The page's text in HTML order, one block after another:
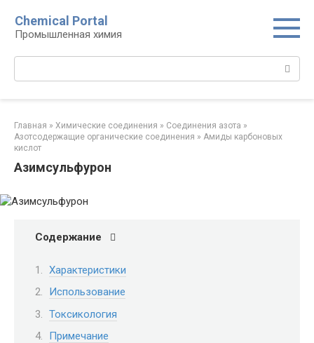
контенту
Chemical Portal
Промышленная химия
Главная » Химические соединения » Соединения азота »
Азотсодержащие органические соединения » Амиды карбоновых
кислот‎
Азимсульфурон
Содержание
Характеристики
Использование
Токсикология
Примечание